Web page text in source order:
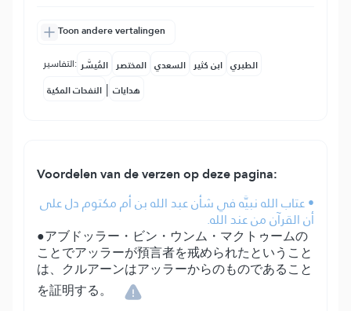
Toon andere vertalingen
التفاسير: المُيسَّر المختصر السعدي ابن كثير الطبري
النفحات المكية | هدايات
Voordelen van de verzen op deze pagina:
• عتاب الله نبيَّه في شأن عبد الله بن أم مكتوم دل على
أن القرآن من عند الله.
●アブドッラー・ビン・ウンム・マクトゥームの
ことでアッラーが預言者を戒められたということ
は、クルアーンはアッラーからのものであること
を証明する。